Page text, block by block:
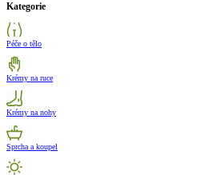
Kategorie
Péče o tělo
Krémy na ruce
Krémy na nohy
Sprcha a koupel